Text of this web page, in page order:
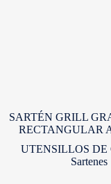
SARTÉN GRILL
RECTANGULAR
UTENSILLOS DE
Sartenes